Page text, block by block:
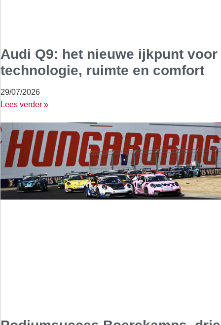
Audi Q9: het nieuwe ijkpunt voor
technologie, ruimte en comfort
29/07/2026
Lees verder »